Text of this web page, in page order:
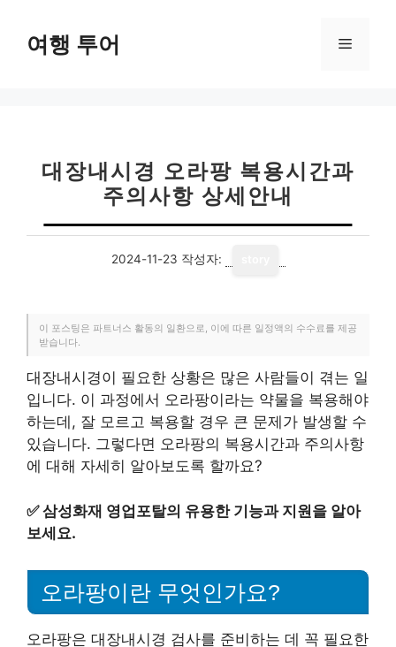
여행 투어 메
대장내시경 오라팡 복용시간과
주의사항 상세안내
2024-11-23 작성자:
이 포스팅은 파트너스 활동의 일환으로, 이에 따른 일정액의 수수료를 제공
받습니다.
대장내시경이 필요한 상황은 많은 사람들이 겪는 일
입니다. 이 과정에서 오라팡이라는 약물을 복용해야
하는데, 잘 모르고 복용할 경우 큰 문제가 발생할 수
있습니다. 그렇다면 오라팡의 복용시간과 주의사항
에 대해 자세히 알아보도록 할까요?
✅삼성화재 영업포탈의 유용한 기능과 지원을 알아
보세요.
오라팡이란 무엇인가요?
오라팡은 대장내시경 검사를 준비하는 데 꼭 필요한